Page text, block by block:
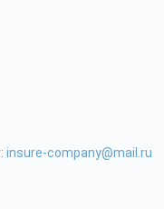
insure-company@mail.ru